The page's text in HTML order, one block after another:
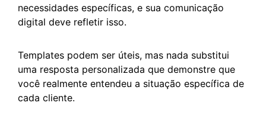
necessidades específicas, e sua comunicação
digital deve refletir isso.
Templates podem ser úteis, mas nada substitui
uma resposta personalizada que demonstre que
você realmente entendeu a situação específica de
cada cliente.